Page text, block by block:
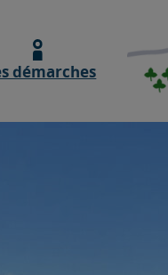
démarches